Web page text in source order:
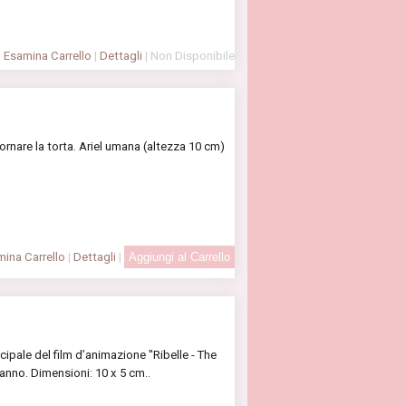
Esamina Carrello | Dettagli | Non Disponibile
la torta. Ariel umana (altezza 10 cm)
Carrello | Dettagli |
del film d’animazione "Ribelle - The
Dimensioni: 10 x 5 cm..